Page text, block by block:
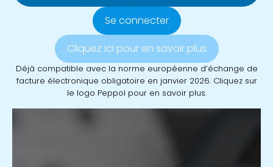
Se connecter
Cliquez ici pour en savoir plus
Déjà compatible avec la norme européenne d’échange de
facture électronique obligatoire en janvier 2026. Cliquez sur
le logo Peppol pour en savoir plus.